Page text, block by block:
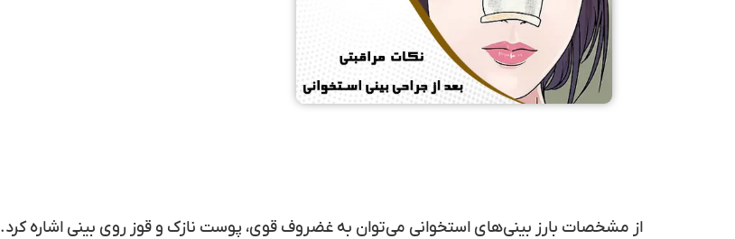
از مشخصات بارز بینی‌های استخوانی می‌توان به غضروف قوی، پوست نازک و قوز روی بینی اشاره کرد.